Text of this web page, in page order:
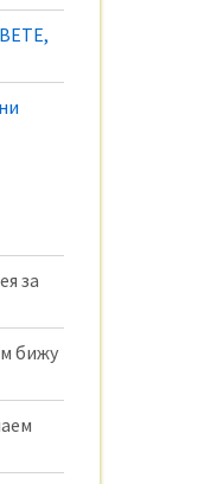
за
бижу